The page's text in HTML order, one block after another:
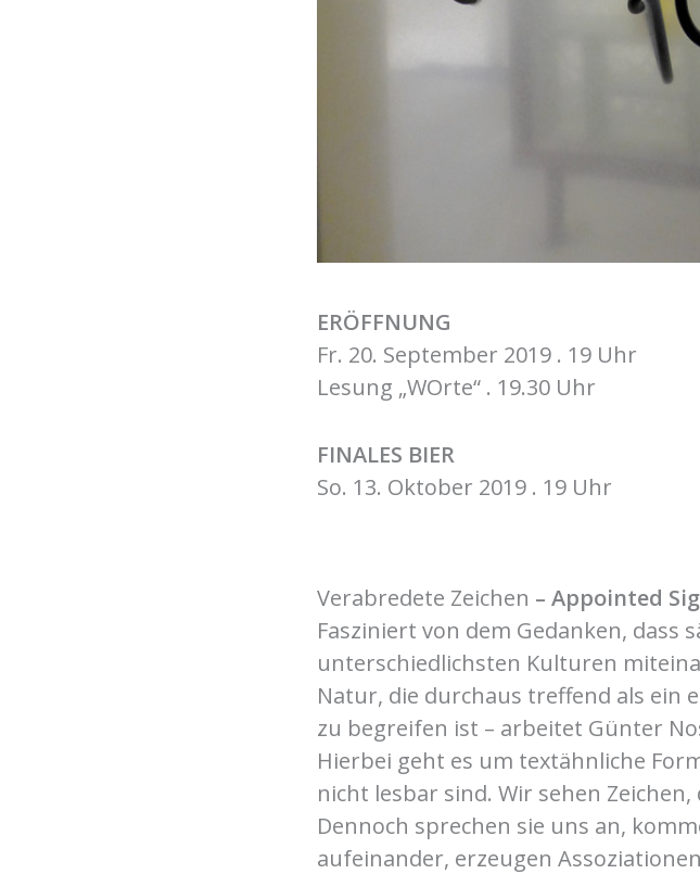
ERÖFFNUNG
Fr. 20. September 2019 . 19 Uhr
Lesung „WOrte“ . 19.30 Uhr
FINALES BIER
So. 13. Oktober 2019 . 19 Uhr
Verabredete Zeichen – Appointed
Fasziniert von dem Gedanken, dass
unterschiedlichsten Kulturen
Natur, die durchaus treffend als ein
zu begreifen ist – arbeitet Günter
Hierbei geht es um textähnliche
nicht lesbar sind. Wir sehen
Dennoch sprechen sie uns an,
aufeinander, erzeugen